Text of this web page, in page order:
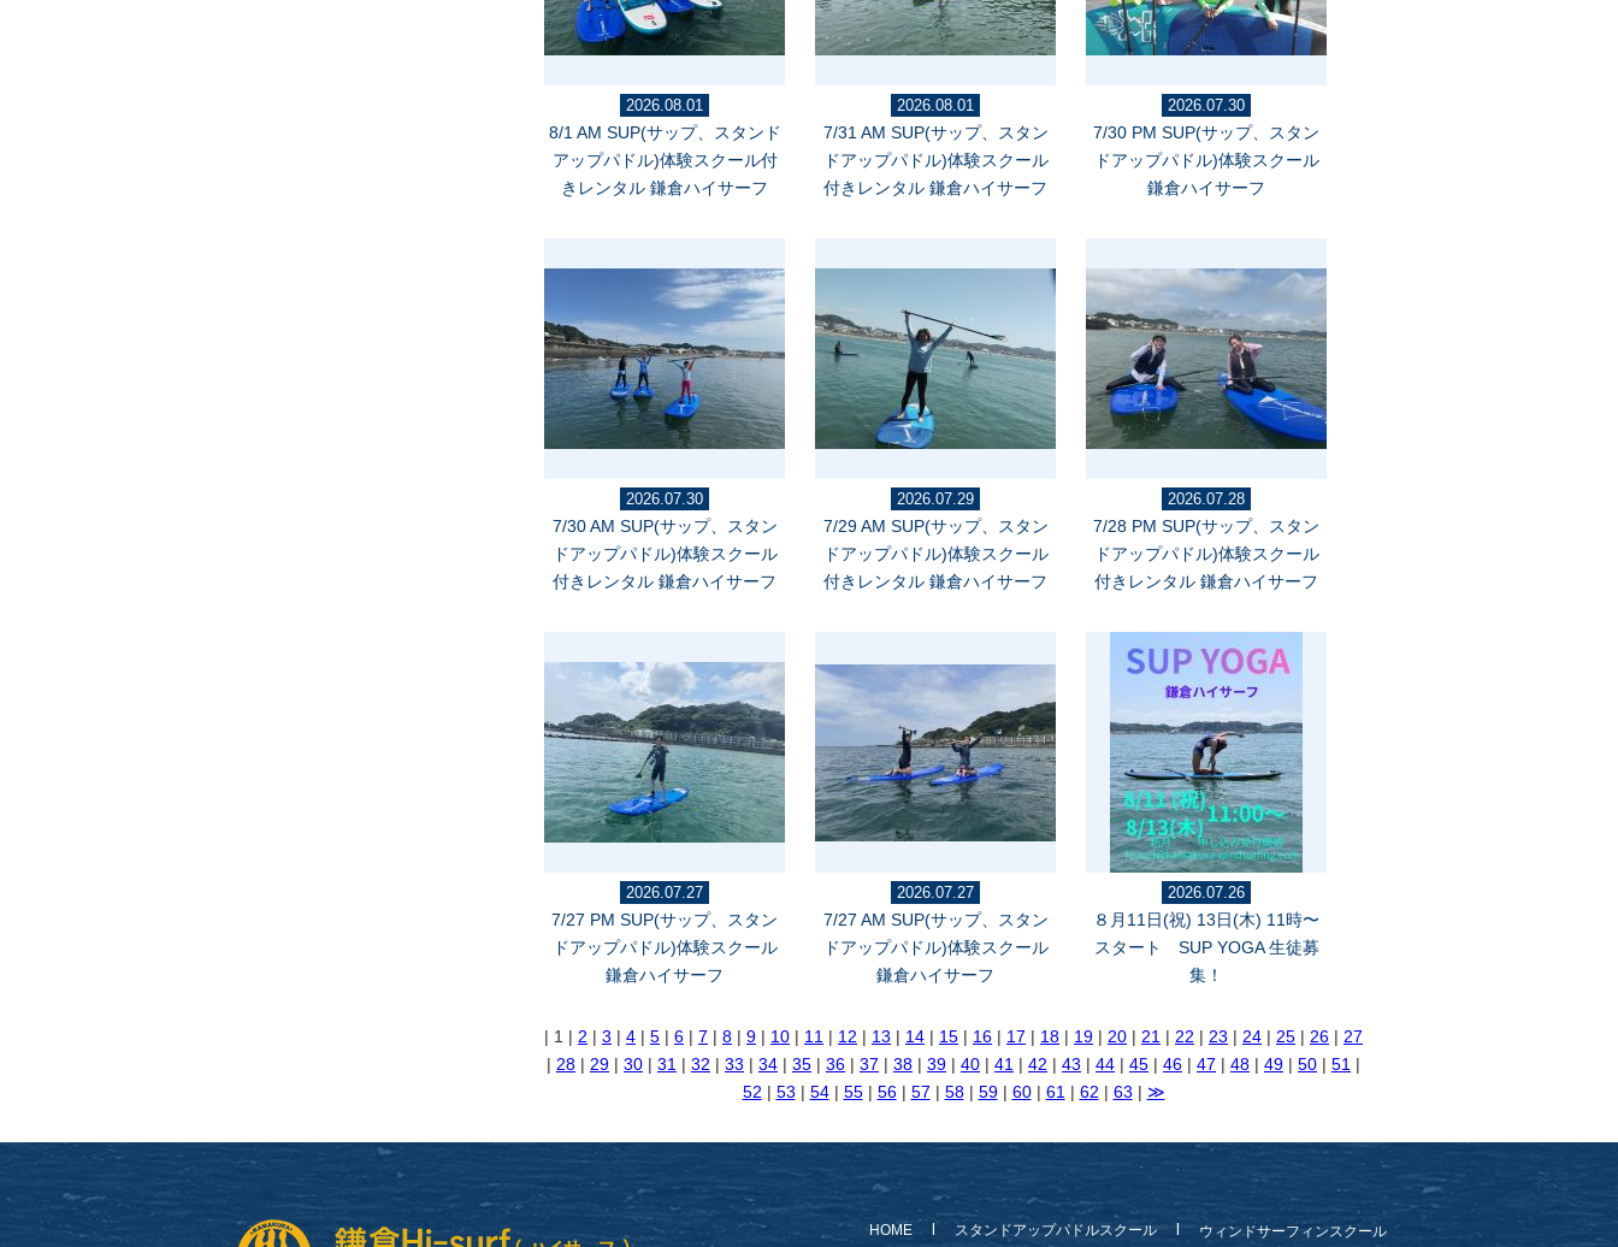
2026.08.01
8/1 AM SUP(サップ、スタンド
アップパドル)体験スクール付
きレンタル 鎌倉ハイサーフ
2026.08.01
7/31 AM SUP(サップ、スタン
ドアップパドル)体験スクール
付きレンタル 鎌倉ハイサーフ
2026.07.30
7/30 PM SUP(サップ、スタン
ドアップパドル)体験スクール
鎌倉ハイサーフ
2026.07.30
7/30 AM SUP(サップ、スタン
ドアップパドル)体験スクール
付きレンタル 鎌倉ハイサーフ
2026.07.29
7/29 AM SUP(サップ、スタン
ドアップパドル)体験スクール
付きレンタル 鎌倉ハイサーフ
2026.07.28
7/28 PM SUP(サップ、スタン
ドアップパドル)体験スクール
付きレンタル 鎌倉ハイサーフ
2026.07.27
7/27 PM SUP(サップ、スタン
ドアップパドル)体験スクール
鎌倉ハイサーフ
2026.07.27
7/27 AM SUP(サップ、スタン
ドアップパドル)体験スクール
鎌倉ハイサーフ
2026.07.26
８月11日(祝) 13日(木) 11時〜
スタート SUP YOGA 生徒募
集！
| 1 | 2 | 3 | 4 | 5 | 6 | 7 | 8 | 9 | 10 | 11 | 12 | 13 | 14 | 15 | 16 | 17 | 18 | 19 | 20 | 21 | 22 | 23 | 24 | 25 | 26 | 27
| 28 | 29 | 30 | 31 | 32 | 33 | 34 | 35 | 36 | 37 | 38 | 39 | 40 | 41 | 42 | 43 | 44 | 45 | 46 | 47 | 48 | 49 | 50 | 51 |
52 | 53 | 54| 55| 56| 57 | 58| 59| 60| 61 | 62 | 63 | ≫
HOME スタンドアップパドルスクール ウィンドサーフィンスクール